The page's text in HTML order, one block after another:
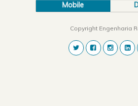
Mobile
Copyright Engenharia